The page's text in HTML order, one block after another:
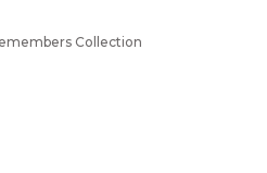
Collection